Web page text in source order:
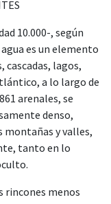
10.000-, según
es un elemento
cascadas, lagos,
a lo largo de
arenales, se
denso,
montañas y valles,
tanto en lo
rincones menos